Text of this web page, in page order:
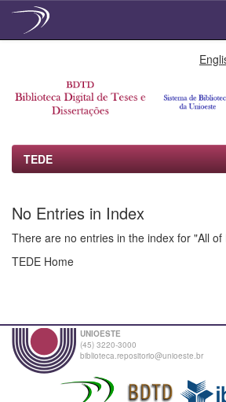
TEDE
No Entries in Index
There are no entries in the index for "All of
TEDE Home
UNIOESTE
(45) 3220-3000
biblioteca.repositorio@unioeste.br